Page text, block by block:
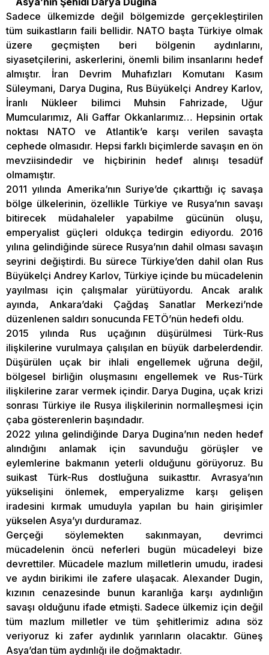
Sadece ülkemizde değil bölgemizde gerçekleştirilen
tüm suikastların faili bellidir. NATO başta Türkiye olmak
üzere geçmişten beri bölgenin aydınlarını,
siyasetçilerini, askerlerini, önemli bilim insanlarını hedef
almıştır. İran Devrim Muhafızları Komutanı Kasım
Süleymani, Darya Dugina, Rus Büyükelçi Andrey Karlov,
İranlı Nükleer bilimci Muhsin Fahrizade, Uğur
Mumcularımız, Ali Gaffar Okkanlarımız… Hepsinin ortak
noktası NATO ve Atlantik’e karşı verilen savaşta
cephede olmasıdır. Hepsi farklı biçimlerde savaşın en ön
mevziisindedir ve hiçbirinin hedef alınışı tesadüf
olmamıştır.
2011 yılında Amerika’nın Suriye’de çıkarttığı iç savaşa
bölge ülkelerinin, özellikle Türkiye ve Rusya’nın savaşı
bitirecek müdahaleler yapabilme gücünün oluşu,
emperyalist güçleri oldukça tedirgin ediyordu. 2016
yılına gelindiğinde sürece Rusya’nın dahil olması savaşın
seyrini değiştirdi. Bu sürece Türkiye’den dahil olan Rus
Büyükelçi Andrey Karlov, Türkiye içinde bu mücadelenin
yayılması için çalışmalar yürütüyordu. Ancak aralık
ayında, Ankara’daki Çağdaş Sanatlar Merkezi’nde
düzenlenen saldırı sonucunda FETÖ’nün hedefi oldu.
2015 yılında Rus uçağının düşürülmesi Türk-Rus
ilişkilerine vurulmaya çalışılan en büyük darbelerdendir.
Düşürülen uçak bir ihlali engellemek uğruna değil,
bölgesel birliğin oluşmasını engellemek ve Rus-Türk
ilişkilerine zarar vermek içindir. Darya Dugina, uçak krizi
sonrası Türkiye ile Rusya ilişkilerinin normalleşmesi için
çaba gösterenlerin başındadır.
2022 yılına gelindiğinde Darya Dugina’nın neden hedef
alındığını anlamak için savunduğu görüşler ve
eylemlerine bakmanın yeterli olduğunu görüyoruz. Bu
suikast Türk-Rus dostluğuna suikasttır. Avrasya’nın
yükselişini önlemek, emperyalizme karşı gelişen
iradesini kırmak umuduyla yapılan bu hain girişimler
yükselen Asya’yı durduramaz.
Gerçeği söylemekten sakınmayan, devrimci
mücadelenin öncü neferleri bugün mücadeleyi bize
devrettiler. Mücadele mazlum milletlerin umudu, iradesi
ve aydın birikimi ile zafere ulaşacak. Alexander Dugin,
kızının cenazesinde bunun karanlığa karşı aydınlığın
savaşı olduğunu ifade etmişti. Sadece ülkemiz için değil
tüm mazlum milletler ve tüm şehitlerimiz adına söz
veriyoruz ki zafer aydınlık yarınların olacaktır. Güneş
Asya’dan tüm aydınlığı ile doğmaktadır.